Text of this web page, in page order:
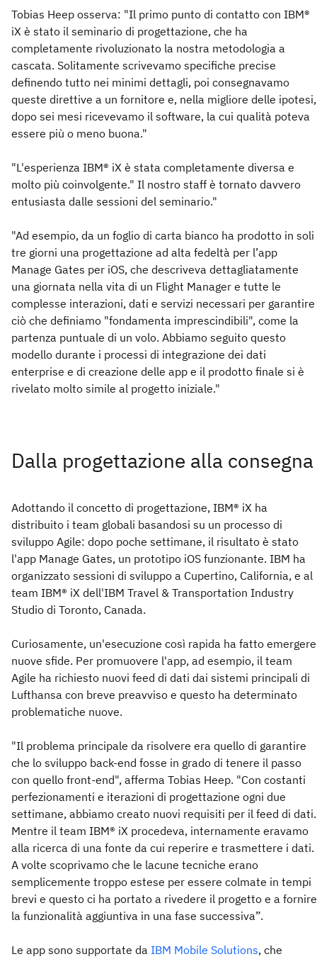
Tobias Heep osserva: "Il primo punto di contatto con IBM®
iX è stato il seminario di progettazione, che ha
completamente rivoluzionato la nostra metodologia a
cascata. Solitamente scrivevamo specifiche precise
definendo tutto nei minimi dettagli, poi consegnavamo
queste direttive a un fornitore e, nella migliore delle ipotesi,
dopo sei mesi ricevevamo il software, la cui qualità poteva
essere più o meno buona."
"L'esperienza IBM® iX è stata completamente diversa e
molto più coinvolgente." Il nostro staff è tornato davvero
entusiasta dalle sessioni del seminario."
"Ad esempio, da un foglio di carta bianco ha prodotto in soli
tre giorni una progettazione ad alta fedeltà per l’app
Manage Gates per iOS, che descriveva dettagliatamente
una giornata nella vita di un Flight Manager e tutte le
complesse interazioni, dati e servizi necessari per garantire
ciò che definiamo "fondamenta imprescindibili", come la
partenza puntuale di un volo. Abbiamo seguito questo
modello durante i processi di integrazione dei dati
enterprise e di creazione delle app e il prodotto finale si è
rivelato molto simile al progetto iniziale."
Dalla progettazione alla consegna
Adottando il concetto di progettazione, IBM® iX ha
distribuito i team globali basandosi su un processo di
sviluppo Agile: dopo poche settimane, il risultato è stato
l'app Manage Gates, un prototipo iOS funzionante. IBM ha
organizzato sessioni di sviluppo a Cupertino, California, e al
team IBM® iX dell'IBM Travel & Transportation Industry
Studio di Toronto, Canada.
Curiosamente, un'esecuzione così rapida ha fatto emergere
nuove sfide. Per promuovere l'app, ad esempio, il team
Agile ha richiesto nuovi feed di dati dai sistemi principali di
Lufthansa con breve preavviso e questo ha determinato
problematiche nuove.
"Il problema principale da risolvere era quello di garantire
che lo sviluppo back-end fosse in grado di tenere il passo
con quello front-end", afferma Tobias Heep. "Con costanti
perfezionamenti e iterazioni di progettazione ogni due
settimane, abbiamo creato nuovi requisiti per il feed di dati.
Mentre il team IBM® iX procedeva, internamente eravamo
alla ricerca di una fonte da cui reperire e trasmettere i dati.
A volte scoprivamo che le lacune tecniche erano
semplicemente troppo estese per essere colmate in tempi
brevi e questo ci ha portato a rivedere il progetto e a fornire
la funzionalità aggiuntiva in una fase successiva”.
Le app sono supportate da IBM Mobile Solutions, che